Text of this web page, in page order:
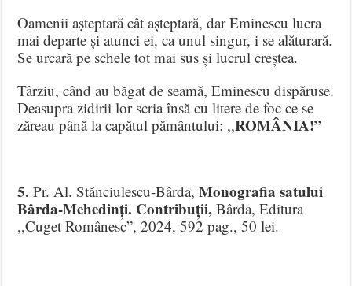
Oamenii așteptară cât așteptară, dar Eminescu lucra
mai departe și atunci ei, ca unul singur, i se alăturară.
Se urcară pe schele tot mai sus și lucrul creștea.
Târziu, când au băgat de seamă, Eminescu dispăruse.
Deasupra zidirii lor scria însă cu litere de foc ce se
zăreau până la capătul pământului: ,,ROMÂNIA!”
5. Pr. Al. Stănciulescu-Bârda,Monografia satului
Bârda-Mehedinți. Contribuții,Bârda, Editura
,,Cuget Românesc”, 2024, 592 pag., 50 lei.